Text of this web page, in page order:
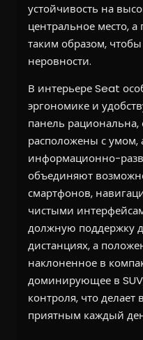
устойчивость на
центральное место, а
таким образом,
неровности.
В интерьере Seat
эргономике и
панель
расположены с
информационно-
объединяют
смартфонов,
чистыми
должную поддержку
дистанциях, а
наклоненное в
доминирующее в
контроля, что
приятным каждый